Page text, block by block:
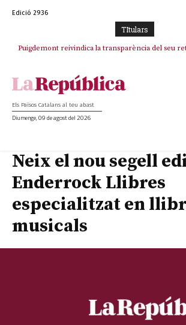
Edició 2936
TItulars
Puigdemont reivindica la transparència del seu
Portugal acusa Espanya de provocar un “efecte
Els Països Catalans al teu abast
Diumenge, 09 de agost del 2026
Neix el nou segell
Enderrock Llibres
especialitzat en
musicals